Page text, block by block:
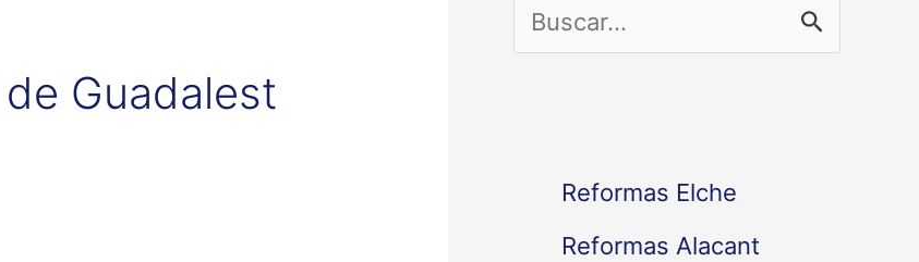
Guadalest
Reformas Elche
Reformas Alacant